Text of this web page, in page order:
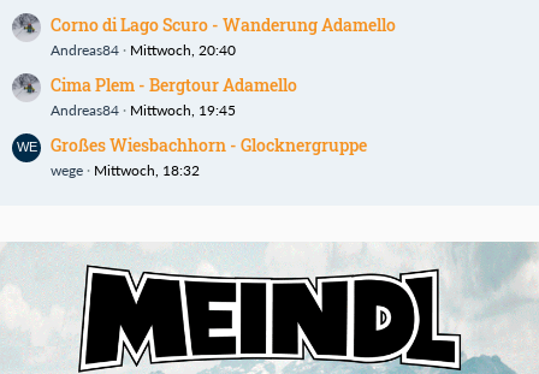
Corno di Lago Scuro - Wanderung Adamello
Andreas84 Mittwoch, 20:40
Cima Plem - Bergtour Adamello
Andreas84 Mittwoch, 19:45
Großes Wiesbachhorn - Glocknergruppe
wege Mittwoch, 18:32